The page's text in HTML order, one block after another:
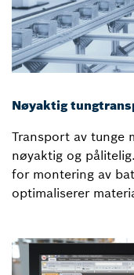
Nøyaktig
Transport av tunge
nøyaktig og
for montering av
optimaliserer